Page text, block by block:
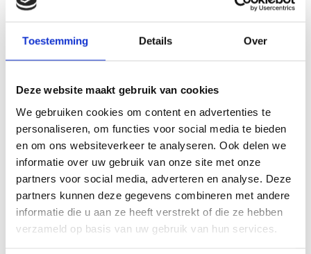
Toestemming Details Over
Deze website maakt gebruik van cookies
We gebruiken cookies om content en advertenties te
personaliseren, om functies voor social media te bieden
en om ons websiteverkeer te analyseren. Ook delen we
informatie over uw gebruik van onze site met onze
partners voor social media, adverteren en analyse. Deze
partners kunnen deze gegevens combineren met andere
informatie die u aan ze heeft verstrekt of die ze hebben
verzameld op basis van uw gebruik van hun services.
€2.177,99
€4.355,98Incl. btw €4.476,98Incl. btw
Sale